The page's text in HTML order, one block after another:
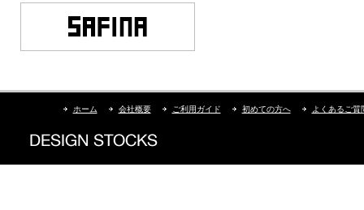
ホーム 会社概要 ご利用ガイド 初めての方へ よくあるご質